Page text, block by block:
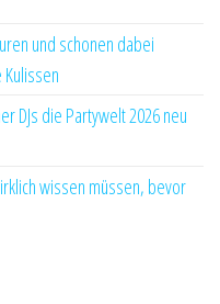
und schonen dabei
DJs die Partywelt 2026 neu
wissen müssen, bevor